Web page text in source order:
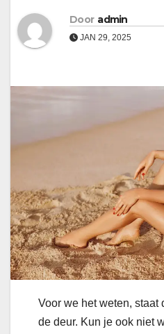
Door admin
JAN 29, 2025
Voor we het weten, staat
de deur. Kun je ook niet